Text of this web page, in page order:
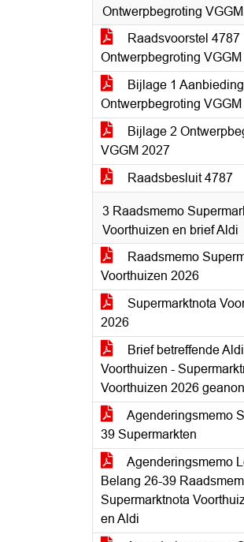
Ontwerpbegroting
Raadsvoorstel 4787
Ontwerpbegroting
Bijlage 1
Ontwerpbegroting
Bijlage 2
VGGM 2027
Raadsbesluit 4787
3 Raadsmemo
Voorthuizen en brief Aldi
Raadsmemo
Voorthuizen 2026
Supermarktnota
2026
Brief betreffende Aldi
Voorthuizen -
Voorthuizen 2026
Agenderingsmemo
39 Supermarkten
Agenderingsmemo
Belang 26-39
Supermarktnota
en Aldi